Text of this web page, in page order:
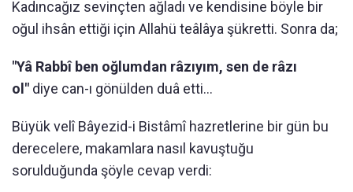
Kadıncağız sevinçten ağladı ve kendisine böyle bir
oğul ihsân ettiği için Allahü teâlâya şükretti. Sonra da;
"Yâ Rabbî ben oğlumdan râzıyım, sen de râzı
ol" diye can-ı gönülden duâ etti...
Büyük velî Bâyezid-i Bistâmî hazretlerine bir gün bu
derecelere, makamlara nasıl kavuştuğu
sorulduğunda şöyle cevap verdi: